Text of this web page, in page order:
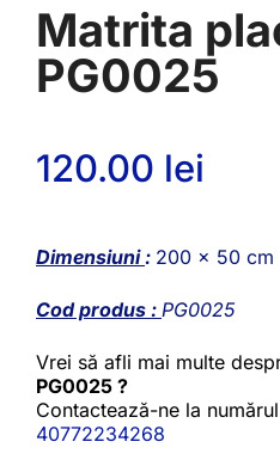
Matrita
PG0025
120.00 lei
Dimensiuni: 200 x 50 cm
Cod produs : PG0025
Vrei să afli mai multe
PG0025 ?
Contactează-ne la
40772234268